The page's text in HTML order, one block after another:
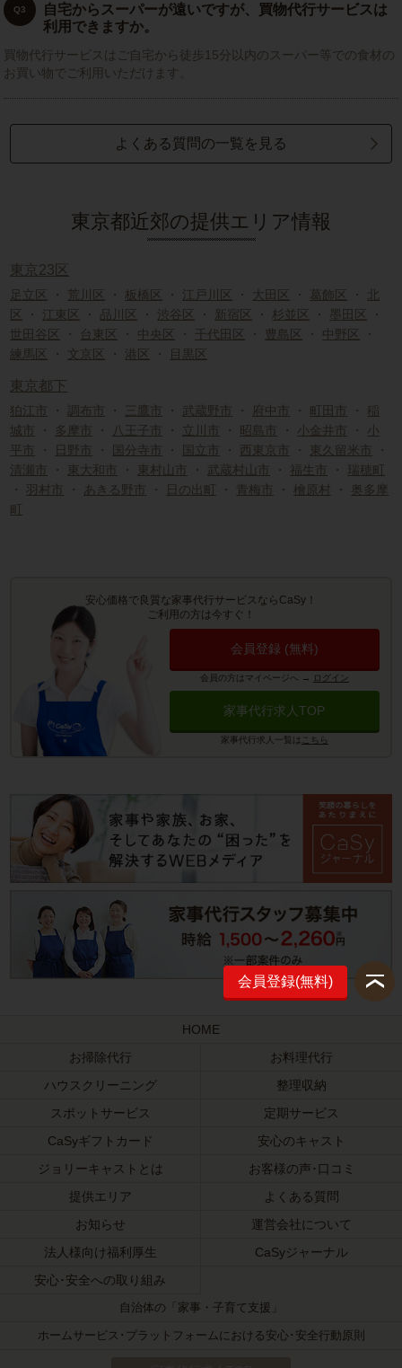
Q3
自宅からスーパーが遠いですが、買物代行サービスは
利用できますか。
買物代行サービスはご自宅から徒歩15分以内のスーパー等での食材の
お買い物でご利用いただけます。
よくある質問の一覧を見る
東京都近郊の提供エリア情報
東京23区
足立区 ・ 荒川区 ・板橋区 ・ 江戸川区 ・ 大田区 ・ 葛飾区 ・
北
区
・ 江東区 ・ 品川区 ・ 渋谷区 ・ 新宿区 ・杉並区 ・ 墨田区
・
世田谷区
・ 台東区 ・ 中央区 ・ 千代田区 ・ 豊島区 ・ 中野区
・
練馬区
・ 文京区 ・ 港区 ・ 目黒区
東京都下
狛江市 ・ 調布市 ・ 三鷹市 ・ 武蔵野市 ・ 府中市 ・ 町田市 ・ 稲
城市
・ 多摩市 ・ 八王子市 ・ 立川市 ・ 昭島市 ・ 小金井市 ・ 小
平市
・ 日野市 ・ 国分寺市 ・ 国立市 ・ 西東京市 ・ 東久留米市
・
清瀬市
・ 東大和市 ・ 東村山市 ・ 武蔵村山市 ・ 福生市 ・
瑞穂町
・ 羽村市 ・ あきる野市 ・ 日の出町 ・ 青梅市 ・ 檜原村 ・
奥多摩
町
安心価格で良質な家事代行サービスならCaSy！
ご利用の方は今すぐ！
会員登録 (無料)
会員の方はマイページへ → ログイン
家事代行求人TOP
家事代行求人一覧は こちら
会員登録(無料)
HOME
お掃除代行
お料理代行
ハウスクリーニング
整理収納
スポットサービス
定期サービス
CaSyギフトカード
安心のキャスト
ジョリーキャストとは
お客様の声･口コミ
提供エリア
よくある質問
お知らせ
運営会社について
法人様向け福利厚生
CaSyジャーナル
安心･安全への取り組み
自治体の「家事・子育て支援」
ホームサービス･プラットフォームにおける安心･安全行動原則